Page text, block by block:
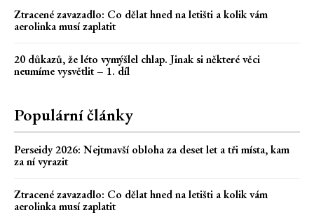
Ztracené zavazadlo: Co dělat hned na letišti a kolik vám
aerolinka musí zaplatit
20 důkazů, že léto vymýšlel chlap. Jinak si některé věci
neumíme vysvětlit – 1. díl
Populární články
Perseidy 2026: Nejtmavší obloha za deset let a tři místa, kam
za ní vyrazit
Ztracené zavazadlo: Co dělat hned na letišti a kolik vám
aerolinka musí zaplatit